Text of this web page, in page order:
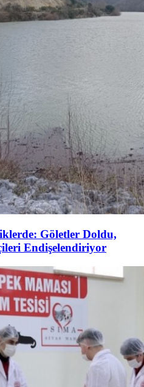
Göletler Doldu,
Endişelendiriyor